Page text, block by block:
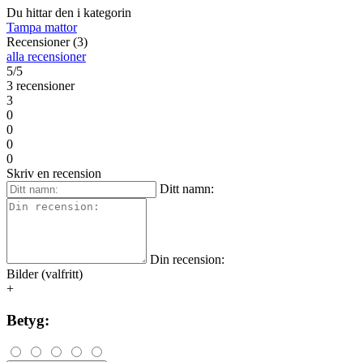
Du hittar den i kategorin
Tampa mattor
Recensioner (3)
alla recensioner
5/5
3 recensioner
3
0
0
0
0
Skriv en recension
Ditt namn:
Din recension:
Bilder (valfritt)
+
Betyg: